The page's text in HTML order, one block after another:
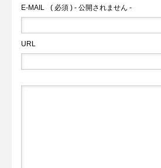
E-MAIL ( 必須 ) - 公開されません -
URL